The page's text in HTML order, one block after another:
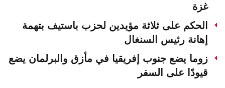
غزة
الحكم على ثلاثة مؤيدين لحزب باستيف بتهمة
إهانة رئيس السنغال
زوما يضع جنوب إفريقيا في مأزق والبرلمان يضع
قيودًا على السفر